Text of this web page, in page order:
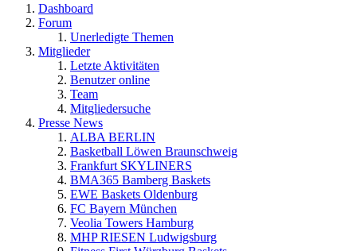
Dashboard
Forum
Unerledigte Themen
Mitglieder
Letzte Aktivitäten
Benutzer online
Team
Mitgliedersuche
Presse News
ALBA BERLIN
Basketball Löwen Braunschweig
Frankfurt SKYLINERS
BMA365 Bamberg Baskets
EWE Baskets Oldenburg
FC Bayern München
Veolia Towers Hamburg
MHP RIESEN Ludwigsburg